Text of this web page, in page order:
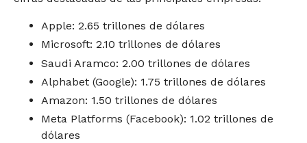
Apple: 2.65 trillones de dólares
Microsoft: 2.10 trillones de dólares
Saudi Aramco: 2.00 trillones de dólares
Alphabet (Google): 1.75 trillones de dólares
Amazon: 1.50 trillones de dólares
Meta Platforms (Facebook): 1.02 trillones de
dólares